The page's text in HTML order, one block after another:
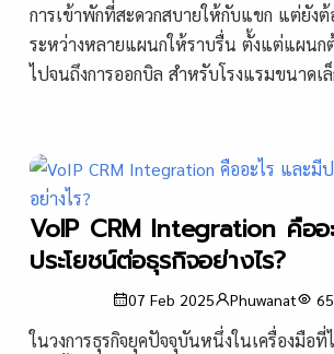
การเข้าพักที่สะดวกสบายให้กับแขก แต่ยังต้
ระหว่างหลายแผนกให้ราบรื่น ตั้งแต่แผน
ไปจนถึงการออกบิล สำหรับโรงแรมขนาดเล็
VoIP CRM Integration คืออ
ประโยชน์ต่อธุรกิจอย่างไร?
07 Feb 2025 Phuwanat
ในวงการธุรกิจยุคปัจจุบันหนึ่งในเครื่องมือ